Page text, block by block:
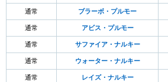
通常 ブラーボ・プルモー
通常 アビス・プルモー
通常 サファイア・ナルキー
通常 ウォーター・ナルキー
通常 レイズ・ナルキー